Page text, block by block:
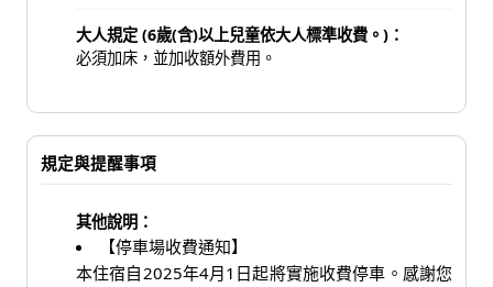
大人規定 (6歲(含)以上兒童依大人標準收費。)：
必須加床，並加收額外費用。
規定與提醒事項
其他說明：
【停車場收費通知】
本住宿自2025年4月1日起將實施收費停車。感謝您